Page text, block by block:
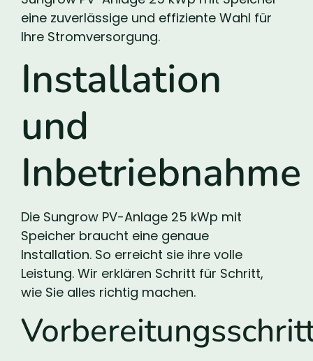
eine zuverlässige und effiziente Wahl für
Ihre Stromversorgung.
Installation
und
Inbetriebnahme
Die Sungrow PV-Anlage 25 kWp mit
Speicher braucht eine genaue
Installation. So erreicht sie ihre volle
Leistung. Wir erklären Schritt für Schritt,
wie Sie alles richtig machen.